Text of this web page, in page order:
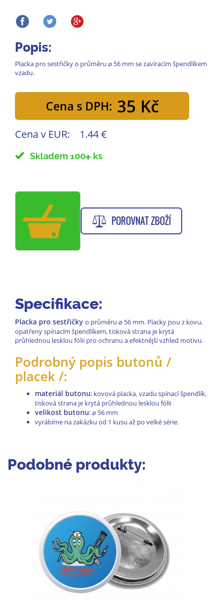
Popis:
Placka pro sestřičky o průměru ⌀ 56 mm se zavíracím špendlíkem
vzadu.
Cena s DPH: 35 Kč
Cena v EUR: 1.44 €
Skladem 100 ks
POROVNAT ZBOŽÍ
Specifikace:
Placka pro sestřičky o průměru ⌀ 56 mm. Placky jsou z kovu,
opatřeny spínacím špendlíkem, tisková strana je krytá
průhlednou lesklou fólii pro ochranu a efektnější vzhled motivu.
Podrobný popis butonů /
placek /:
materiál butonu: kovová placka, vzadu spínací špendlík,
tisková strana je krytá průhlednou lesklou fólii
velikost butonu:⌀ 56 mm
vyrábíme na zakázku od 1 kusu až po velké série.
Podobné produkty: